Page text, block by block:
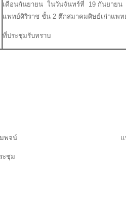
เดือนกันยายน ในวันจันทร์ที่ 19 กันยายน
แพทย์ศิริราช ชั้น 2 ตึกสมาคมศิษย์เก่าแพ
ที่ประชุมรับทราบ
ยจุมพจน์ แพทย์หญิงสุช
การประชุม ผู้ตรวจร